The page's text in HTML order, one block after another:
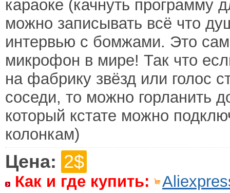
караоке (качнуть программу
можно записывать всё что
интервью с бомжами. Это
микрофон в мире! Так что
на фабрику звёзд или голос
соседи, то можно горланить
который кстате можно
колонкам)
Цена: 2$
Как и где купить: